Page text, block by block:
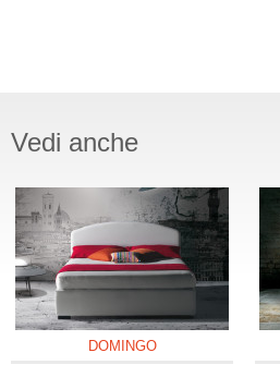
Vedi anche
DOMINGO